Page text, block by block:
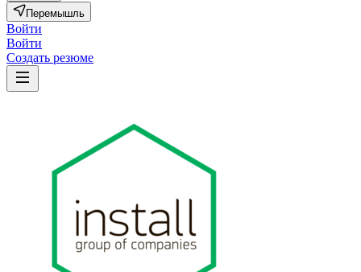
Перемышль
Войти
Войти
Создать резюме